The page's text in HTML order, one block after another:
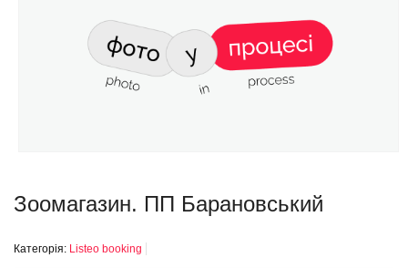
Зоомагазин. ПП Барановський
Категорія: Listeo booking